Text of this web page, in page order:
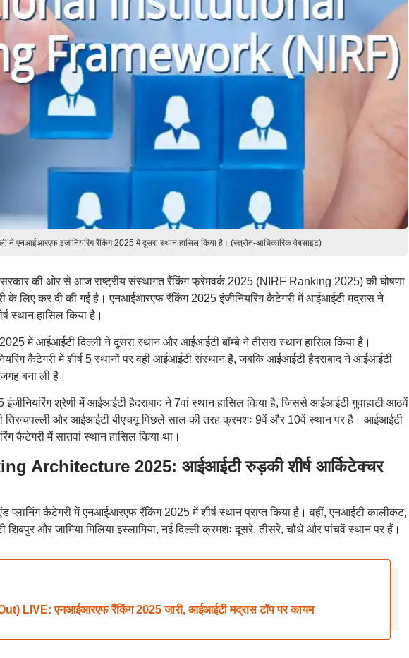
ने एनआईआरएफ इंजीनियरिंग रैंकिंग 2025 में दूसरा स्थान हासिल किया है। (स्त्रोत-आधिकारिक वेबसाइट)
सरकार की ओर से आज राष्ट्रीय संस्थागत रैंकिंग फ्रेमवर्क 2025 (NIRF Ranking 2025) की घोषणा
के लिए कर दी की गई है। एनआईआरएफ रैंकिंग 2025 इंजीनियरिंग कैटेगरी में आईआईटी मद्रास ने
स्थान हासिल किया है।
में आईआईटी दिल्ली ने दूसरा स्थान और आईआईटी बॉम्बे ने तीसरा स्थान हासिल किया है।
कैटेगरी में शीर्ष 5 स्थानों पर वही आईआईटी संस्थान हैं, जबकि आईआईटी हैदराबाद ने आईआईटी
बना ली है।
श्रेणी में आईआईटी हैदराबाद ने 7वां स्थान हासिल किया है, जिससे आईआईटी गुवाहाटी आठवें
तिरुचपल्ली और आईआईटी बीएचयू पिछले साल की तरह क्रमशः 9वें और 10वें स्थान पर है। आईआईटी
कैटेगरी में सातवां स्थान हासिल किया था।
Architecture 2025: आईआईटी रुड़की शीर्ष आर्किटेक्चर
कैटेगरी में एनआईआरएफ रैंकिंग 2025 में शीर्ष स्थान प्राप्त किया है। वहीं, एनआईटी कालीकट,
और जामिया मिलिया इस्लामिया, नई दिल्ली क्रमशः दूसरे, तीसरे, चौथे और पांचवें स्थान पर हैं।
LIVE: एनआईआरएफ रैंकिंग 2025 जारी, आईआईटी मद्रास टॉप पर कायम